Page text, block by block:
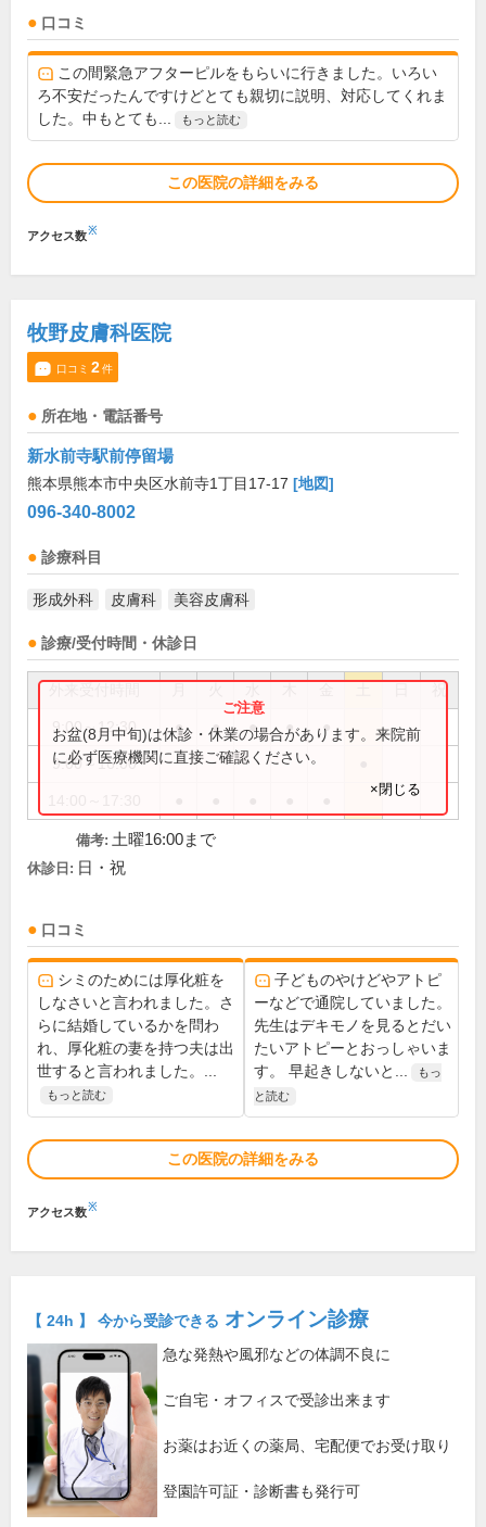
口コミ
この間緊急アフターピルをもらいに行きました。いろい
ろ不安だったんですけどとても親切に説明、対応してくれま
した。中もとても...
もっと読む
この医院の詳細をみる
アクセス数※
牧野皮膚科医院
口コミ 2件
所在地・電話番号
新水前寺駅前停留場
熊本県熊本市中央区水前寺1丁目17-17 [地図]
096-340-8002
診療科目
形成外科 皮膚科 美容皮膚科
診療/受付時間・休診日
祝
9:00～12:30 ● ● ● ● ●
9:00～16:00
お盆(8月中旬)は休診・休業の場合があります。来院前
に必ず医療機関に直接ご確認ください。
×閉じる
備考: 土曜16:00まで
休診日: 日・祝
口コミ
シミのためには厚化粧を
しなさいと言われました。さ
らに結婚しているかを問わ
れ、厚化粧の妻を持つ夫は出
世すると言われました。...
もっと読む
子どものやけどやアトピ
ーなどで通院していました。
先生はデキモノを見るとだい
たいアトピーとおっしゃいま
す。 早起きしないと...
もっ
と読む
この医院の詳細をみる
アクセス数※
【 24h 】 今から受診できる オンライン診療
急な発熱や風邪などの体調不良に
ご自宅・オフィスで受診出来ます
お薬はお近くの薬局、宅配便でお受け取り
登園許可証・診断書も発行可